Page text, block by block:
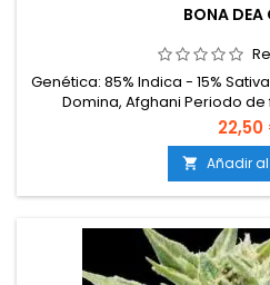
BONA DEA
Genética: 85% Indica - 15%
Domina, Afghani Periodo
cosecha: octubre Rendimiento
m2 Estatura (interior / exterior):
bajo CBD :
22,50
 Añadir